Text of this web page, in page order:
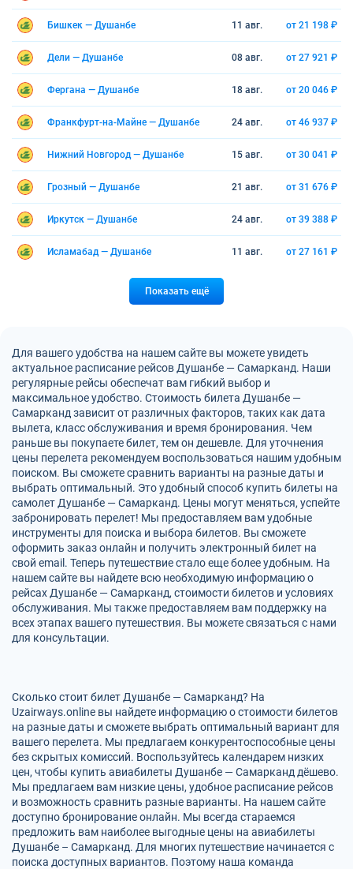
Бишкек — Душанбе 11 авг. от 21 198 ₽
Дели — Душанбе 08 авг. от 27 921 ₽
Фергана — Душанбе 18 авг. от 20 046 ₽
Франкфурт-на-Майне — Душанбе 24 авг. от 46 937 ₽
Нижний Новгород — Душанбе 15 авг. от 30 041 ₽
Грозный — Душанбе 21 авг. от 31 676 ₽
Иркутск — Душанбе 24 авг. от 39 388 ₽
Исламабад — Душанбе 11 авг. от 27 161 ₽
Показать ещё
Для вашего удобства на нашем сайте вы можете увидеть
актуальное расписание рейсов Душанбе — Самарканд. Наши
регулярные рейсы обеспечат вам гибкий выбор и
максимальное удобство. Стоимость билета Душанбе —
Самарканд зависит от различных факторов, таких как дата
вылета, класс обслуживания и время бронирования. Чем
раньше вы покупаете билет, тем он дешевле. Для уточнения
цены перелета рекомендуем воспользоваться нашим удобным
поиском. Вы сможете сравнить варианты на разные даты и
выбрать оптимальный. Это удобный способ купить билеты на
самолет Душанбе — Самарканд. Цены могут меняться, успейте
забронировать перелет! Мы предоставляем вам удобные
инструменты для поиска и выбора билетов. Вы сможете
оформить заказ онлайн и получить электронный билет на
свой email. Теперь путешествие стало еще более удобным. На
нашем сайте вы найдете всю необходимую информацию о
рейсах Душанбе — Самарканд, стоимости билетов и условиях
обслуживания. Мы также предоставляем вам поддержку на
всех этапах вашего путешествия. Вы можете связаться с нами
для консультации.
Сколько стоит билет Душанбе — Самарканд? На
Uzairways.online вы найдете информацию о стоимости билетов
на разные даты и сможете выбрать оптимальный вариант для
вашего перелета. Мы предлагаем конкурентоспособные цены
без скрытых комиссий. Воспользуйтесь календарем низких
цен, чтобы купить авиабилеты Душанбе — Самарканд дёшево.
Мы предлагаем вам низкие цены, удобное расписание рейсов
и возможность сравнить разные варианты. На нашем сайте
доступно бронирование онлайн. Мы всегда стараемся
предложить вам наиболее выгодные цены на авиабилеты
Душанбе – Самарканд. Для многих путешествие начинается с
поиска доступных вариантов. Поэтому наша команда